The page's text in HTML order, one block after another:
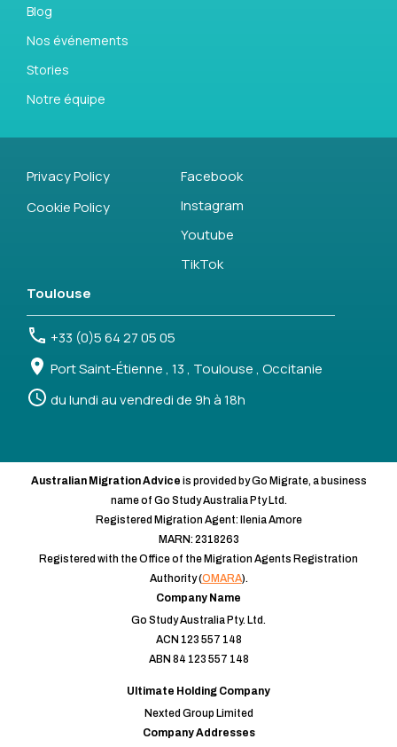
Blog
Nos événements
Stories
Notre équipe
Privacy Policy
Cookie Policy
Facebook
Instagram
Youtube
TikTok
Toulouse
+33 (0)5 64 27 05 05
Port Saint-Étienne , 13 , Toulouse , Occitanie
du lundi au vendredi de 9h à 18h
Australian Migration Advice is provided by Go Migrate, a business
name of Go Study Australia Pty Ltd.
Registered Migration Agent: Ilenia Amore
MARN: 2318263
Registered with the Office of the Migration Agents Registration
Authority (OMARA).
Company Name
Go Study Australia Pty. Ltd.
ACN 123 557 148
ABN 84 123 557 148
Ultimate Holding Company
Nexted Group Limited
Company Addresses